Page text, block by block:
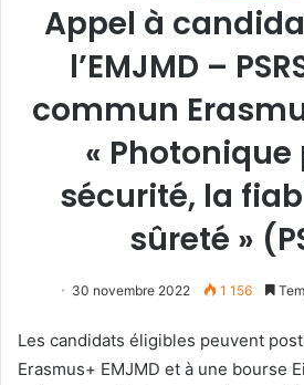
Appel à
l’EMJMD –
commun
« Photonique
sécurité, la
sûreté »
30 novembre 2022 1 156
Les candidats éligibles peuvent
Erasmus+ EMJMD et à une bourse